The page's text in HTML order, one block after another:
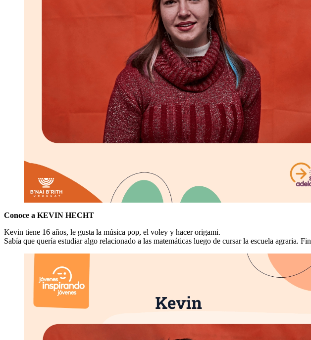
Conoce a KEVIN HECHT
Kevin tiene 16 años, le gusta la música pop, el voley y hacer origami.
Sabía que quería estudiar algo relacionado a las matemáticas luego de cursar la escuela agraria.